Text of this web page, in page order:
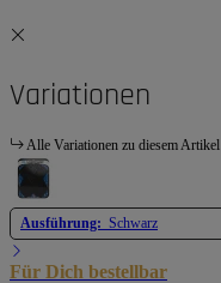
Variationen
Alle Variationen zu diesem Artikel
Ausführung: Schwarz
Für Dich bestellbar